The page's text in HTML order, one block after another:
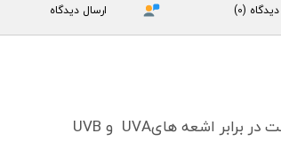
دیدگاه (0) ارسال دیدگاه